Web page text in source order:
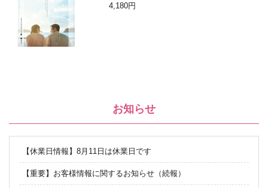
エッセイ
4,180円
お知らせ
【休業日情報】8月11日は休業日です
【重要】お客様情報に関するお知らせ（続報）